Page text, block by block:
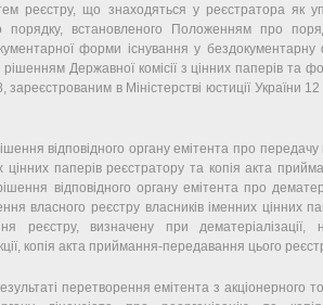
реєстру, що знаходяться у реєстратора як
порядку, встановленого Положенням про
форми існування у
Державної комісії з цінних паперів та
в Міністерстві юстиції України
відповідного органу емітента про
цінних паперів реєстратору та копія акта
відповідного органу емітента про
власного реєстру власників іменних цінних
реєстру, визначену при дематеріалізації,
копія акта приймання-передавання цього
перетворення емітента з акціонерного